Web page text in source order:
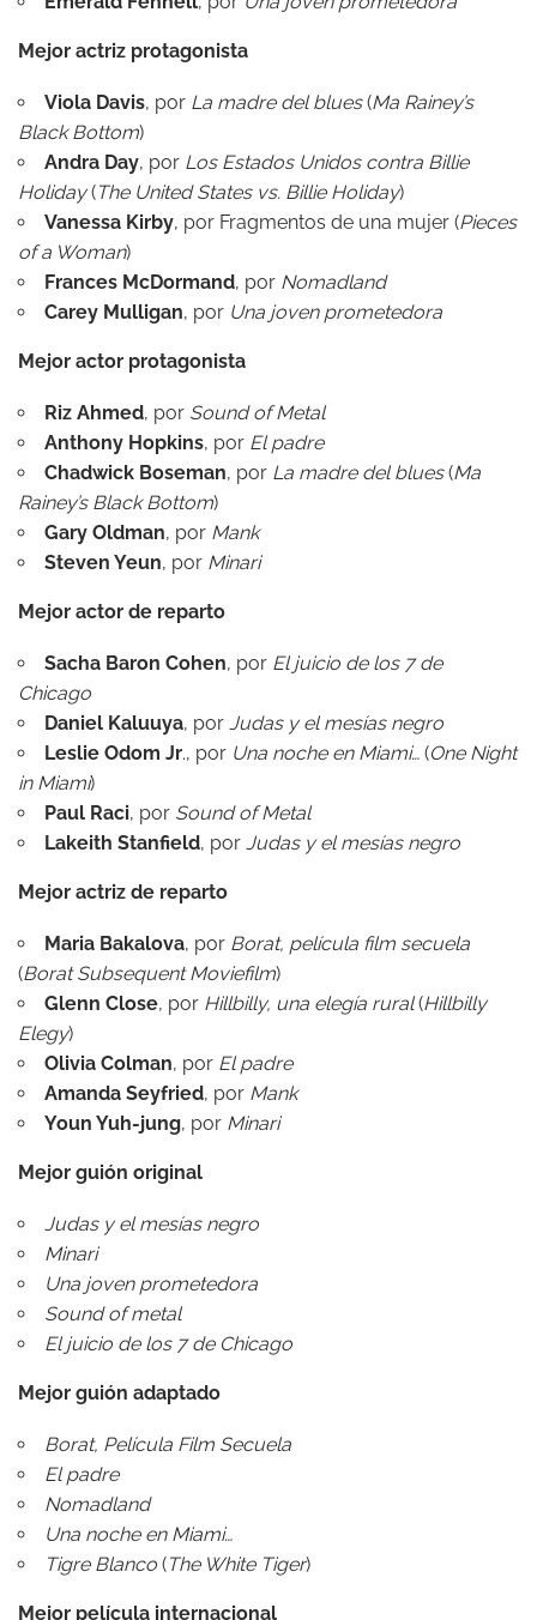
Mejor actriz protagonista
Viola Davis, por La madre del blues(Ma Rainey’s
Black Bottom)
Andra Day, por Los Estados Unidos contra Billie
Holiday(The United States vs. Billie Holiday)
Vanessa Kirby, por Fragmentos de una mujer (Pieces
of a Woman)
Frances McDormand, por Nomadland
Carey Mulligan, por Una joven prometedora
Mejor actor protagonista
Riz Ahmed, por Sound of Metal
Anthony Hopkins, por El padre
Chadwick Boseman, por La madre del blues(Ma
Rainey’s Black Bottom)
Gary Oldman, por Mank
Steven Yeun, por Minari
Mejor actor de reparto
Sacha Baron Cohen, por El juicio de los 7 de
Chicago
Daniel Kaluuya, por Judas y el mesías negro
Leslie Odom Jr., por Una noche en Miami… (One Night
in Miami)
Paul Raci, por Sound of Metal
Lakeith Stanfield, por Judas y el mesías negro
Mejor actriz de reparto
Maria Bakalova, por Borat, película film secuela
(Borat Subsequent Moviefilm)
Glenn Close, por Hillbilly, una elegía rural(Hillbilly
Elegy)
Olivia Colman, por El padre
Amanda Seyfried, por Mank
Youn Yuh-jung, por Minari
Mejor guión original
Judas y el mesías negro
Minari
Una joven prometedora
Sound of metal
El juicio de los 7 de Chicago
Mejor guión adaptado
Borat, Película Film Secuela
El padre
Nomadland
Una noche en Miami…
Tigre Blanco (The White Tiger)
Mejor película internacional